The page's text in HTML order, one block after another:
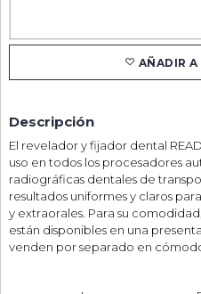
AÑADIR
Descripción
El revelador y fijador dental
uso en todos los procesadores
radiográficas dentales de
resultados uniformes y claros
y extraorales. Para su
están disponibles en una
venden por separado en